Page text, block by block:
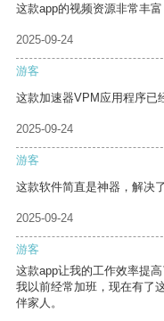
这款app的视频资源非常丰
2025-09-24
游客
这款加速器VPM应用程序已
2025-09-24
游客
这款软件简直是神器，解决
2025-09-24
游客
这款app让我的工作效率提
我以前经常加班，现在有了
伴家人。